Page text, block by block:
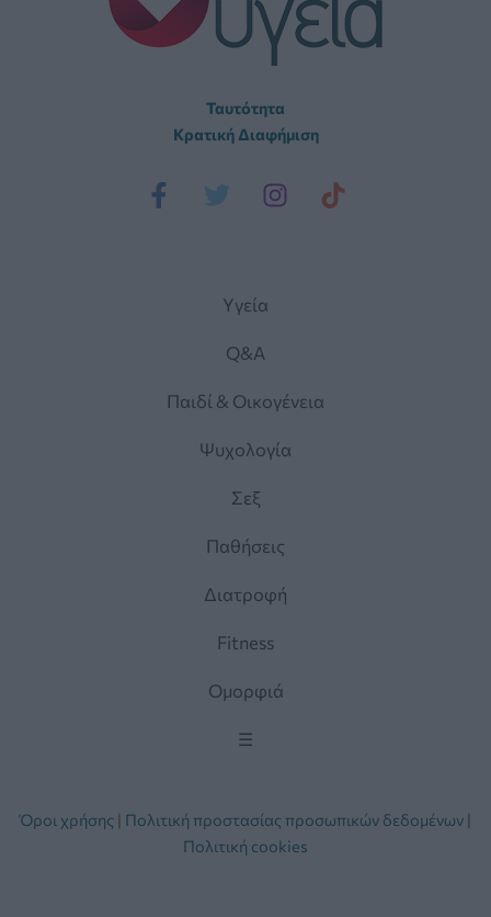
Ταυτότητα
Κρατική Διαφήμιση
Yγεία
Q&A
Παιδί & Οικογένεια
Ψυχολογία
Σεξ
Παθήσεις
Διατροφή
Fitness
Ομορφιά
☰
Όροι χρήσης | Πολιτική προστασίας προσωπικών δεδομένων |
Πολιτική cookies